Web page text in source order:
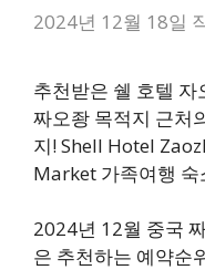
2024년 12월 18일
추천받은 쉘 호텔
짜오좡 목적지 근처
지! Shell Hotel
Market 가족여행 숙
2024년 12월 중국
은 추천하는 예약순